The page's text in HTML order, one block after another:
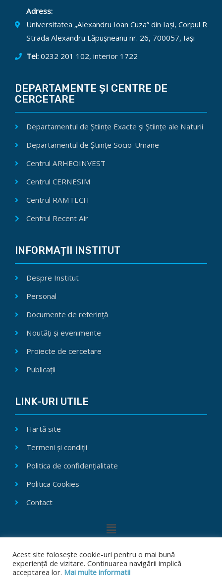
Adress:
Universitatea „Alexandru Ioan Cuza” din Iași, Corpul R
Strada Alexandru Lăpușneanu nr. 26, 700057, Iași
Tel:0232 201 102, interior 1722
DEPARTAMENTE ȘI CENTRE DE
CERCETARE
Departamentul de Științe Exacte și Științe ale Naturii
Departamentul de Științe Socio-Umane
Centrul ARHEOINVEST
Centrul CERNESIM
Centrul RAMTECH
Centrul Recent Air
INFORMAȚII INSTITUT
Despre Institut
Personal
Documente de referință
Noutăți și evenimente
Proiecte de cercetare
Publicații
LINK-URI UTILE
Hartă site
Termeni și condiții
Politica de confidențialitate
Politica Cookies
Contact
Copyright © 2026 ICIUAIC- Institutul de Cercetări Interdisciplinare își
Acest site folosește cookie-uri pentru o mai bună
experiență de vizitare. Continuarea navigării implică
acceptarea lor. Mai multe informatii